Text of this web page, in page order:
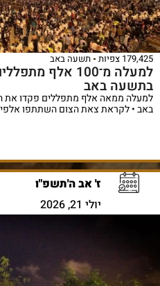
179,425 צפיות תשעה באב
למעלה מ־100
בתשעה באב
למעלה ממאה אלף מתפללים פקדו את
באב • לקראת צאת הצום השתתפו
ז' אב ה'תשפ"ו
יולי 21, 2026